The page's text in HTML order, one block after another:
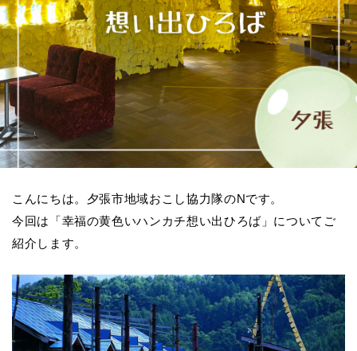
こんにちは。夕張市地域おこし協力隊のNです。
今回は「幸福の黄色いハンカチ想い出ひろば」についてご
紹介します。